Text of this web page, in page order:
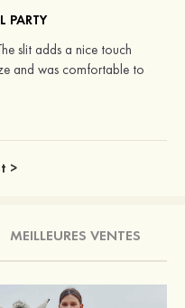
PARTY
slit adds a nice touch
and was comfortable to
>
MEILLEURES VENTES